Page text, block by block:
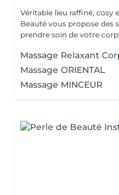
Véritable lieu raffiné, cosy et
Beauté vous propose des
prendre soin de votre
Massage Relaxant
Massage ORIENTAL
Massage MINCEUR